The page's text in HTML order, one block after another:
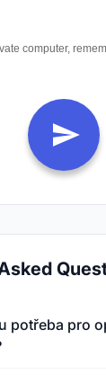
potřeba pro